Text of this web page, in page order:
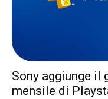
Sony aggiunge il
mensile di